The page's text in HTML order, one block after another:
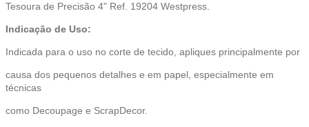
Tesoura de Precisão 4" Ref. 19204 Westpress.
Indicação de Uso:
Indicada para o uso no corte de tecido, apliques principalmente por
causa dos pequenos detalhes e em papel, especialmente em
técnicas
como Decoupage e ScrapDecor.